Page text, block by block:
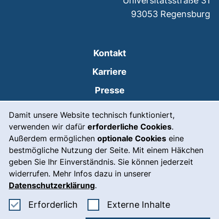
Damit unsere Website technisch funktioniert,
verwenden wir dafür erforderliche Cookies.
Außerdem ermöglichen optionale Cookies eine
bestmögliche Nutzung der Seite. Mit einem Häkchen
geben Sie Ihr Einverständnis. Sie können jederzeit
widerrufen. Mehr Infos dazu in unserer
Datenschutzerklärung.
Erforderlich Erforderliche Cookies akzeptieren
Externe Inhalte: Externe
Kontakt
Karriere
Presse
Leichte Sprache
Gebärdensprache
Notfall(externer Link, öffnet
Impressum
Barrierefreiheit
93053 Regensburg